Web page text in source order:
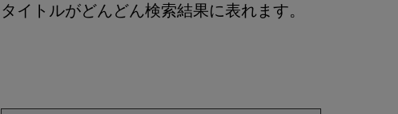
タイトルがどんどん検索結果に表れます。